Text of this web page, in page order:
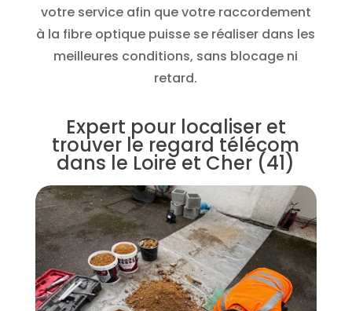
votre service afin que votre raccordement
à la fibre optique puisse se réaliser dans les
meilleures conditions, sans blocage ni
retard.
Expert pour localiser et
trouver le regard télécom
dans le Loire et Cher (41)